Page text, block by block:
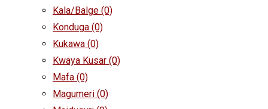
Kala/Balge (0)
Konduga (0)
Kukawa (0)
Kwaya Kusar (0)
Mafa (0)
Magumeri (0)